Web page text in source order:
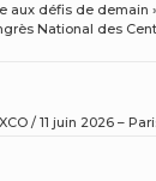
aux défis de demain
National des
/ 11 juin 2026 –